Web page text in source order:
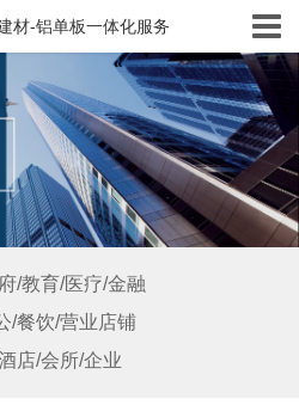
/教育/医疗/金融
/餐饮/营业店铺
店/会所/企业
材-铝单板一体化服务